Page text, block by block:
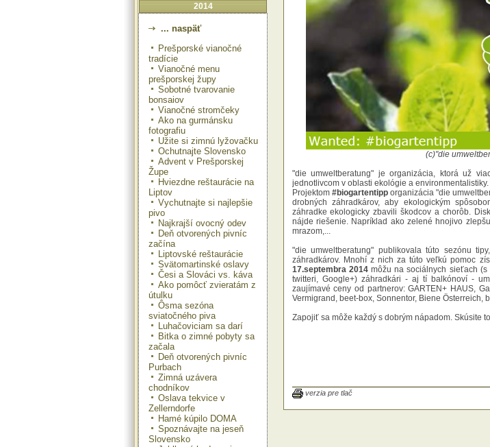
2014
... naspäť
Prešporské vianočné
tradície
Vianočné menu
prešporskej župy
Sobotné tvarovanie
bonsaiov
Vianočné stromčeky
Ako na gurmánsku
fotografiu
Užite si zimnú lyžovačku
Ochutnajte Slovensko
Advent v Prešporskej
Župe
Hviezdne reštaurácie na
Liptov
Vychutnajte si najlepšie
pivo
Najkrajší ovocný odev
Deň otvorených pivníc
začína
Liptovské reštaurácie
Svätomartinské oslavy
Česi a Slováci vs. káva
Ako pomôcť zvieratám z
útulku
Ôsma sezóna
sviatočného piva
Luhačoviciam sa darí
Bitka o zimné pobyty sa
začala
Deň otvorených pivníc
Purbach
Zimná uzávera
chodníkov
Oslava tekvice v
Zellerndorfe
Hamé kúpilo DOMA
Spoznávajte na jeseň
Slovensko
(c)"die
"die umweltberatung" je organizácia, ktorá už
jednotlivcom v oblasti ekológie a environmentalistiky.
Projektom #biogartentipporganizácia "die
drobných záhradkárov, aby ekologickým
záhradke ekologicky zbavili škodcov a chorôb.
nájde riešenie. Napríklad ako zelené hnojivo
mrazom,...
"die umweltberatung" publikovala túto sezónu
záhradkárov. Mnohí z nich za túto veľkú pomoc
17.septembra 2014môžu na sociálnych sieťach (s
twitteri, Google+) záhradkári - aj tí balkónoví -
zaujímavé ceny od partnerov: GARTEN+ HAUS,
Vermigrand, beet-box, Sonnentor, Biene Österreich,
Zapojiť sa môže každý s dobrým nápadom. Skúsite
verzia pre tlač